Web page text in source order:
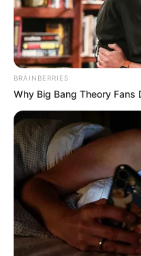
BRAINBERRIES
Why Big Bang Theory